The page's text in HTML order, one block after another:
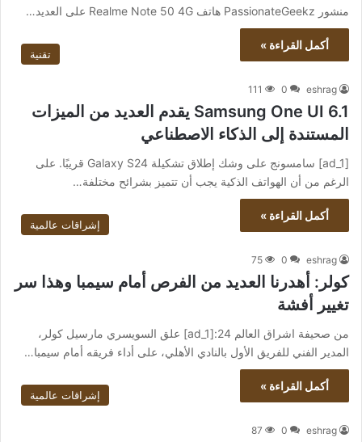
منشور PassionateGeekz هاتف Realme Note 50 4G على العديد…
أكمل القراءة »
تقنية
eshrag
0
111
Samsung One UI 6.1 يقدم العديد من الميزات
المستندة إلى الذكاء الاصطناعي
[ad_1] سامسونج على وشك إطلاق تشكيلة Galaxy S24 قريبًا. على
الرغم من أن الهواتف الذكية يجب أن تتميز بشرائح مختلفة…
أكمل القراءة »
إشراقات عالمية
eshrag
0
75
كولر: أهدرنا العديد من الفرص أمام سيمبا وهذا سر
تغيير أفشة
من صحيفة اشراق العالم 24:[ad_1] علق السويسري مارسيل كولر،
المدير الفني للفريق الأول بالنادي الأهلي، على أداء فريقه أمام سيمبا…
أكمل القراءة »
إشراقات عالمية
eshrag
0
87